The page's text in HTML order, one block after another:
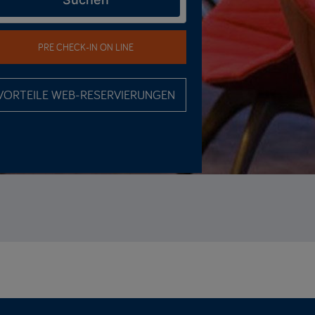
PRE CHECK-IN ON LINE
WEB-RESERVIERUNGEN